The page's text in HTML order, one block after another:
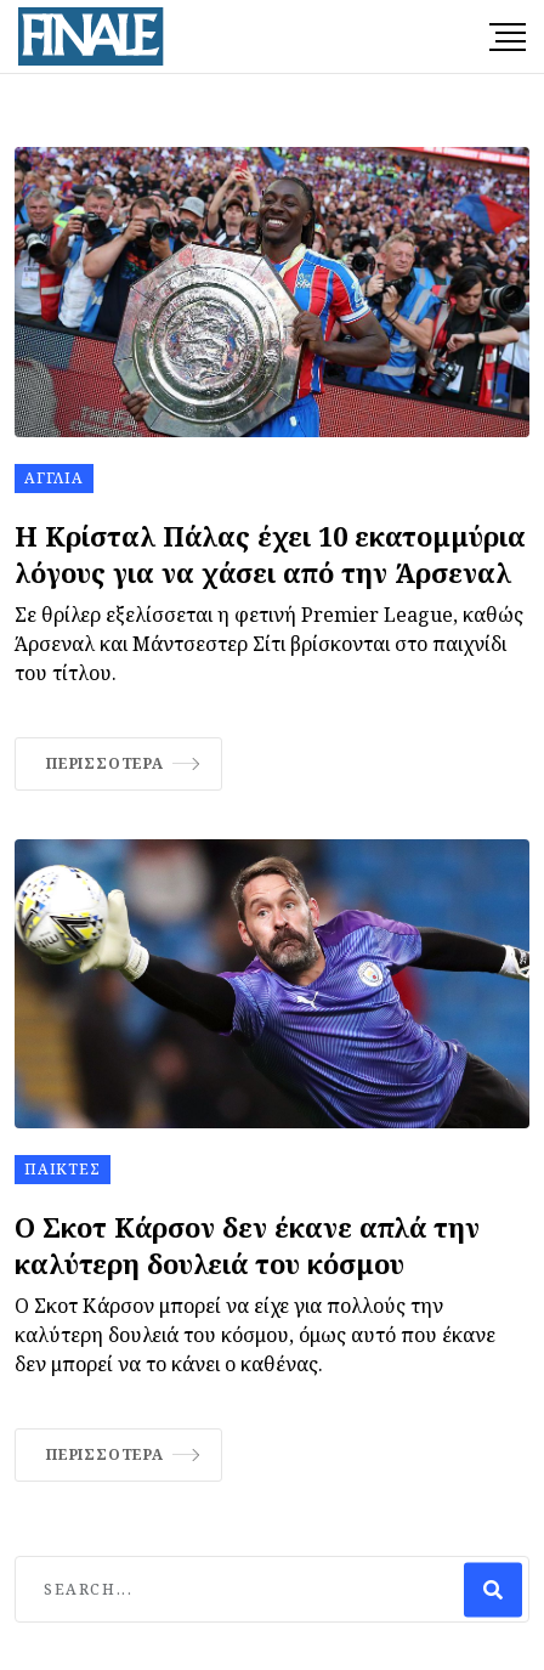
ΑΓΓΛΊΑ
Η Κρίσταλ Πάλας έχει 10 εκατομμύρια
λόγους για να χάσει από την Άρσεναλ
Σε θρίλερ εξελίσσεται η φετινή Premier League, καθώς
Άρσεναλ και Μάντσεστερ Σίτι βρίσκονται στο παιχνίδι
του τίτλου.
ΠΕΡΙΣΣΌΤΕΡΑ
ΠΑΊΚΤΕΣ
Ο Σκοτ Κάρσον δεν έκανε απλά την
καλύτερη δουλειά του κόσμου
Ο Σκοτ Κάρσον μπορεί να είχε για πολλούς την
καλύτερη δουλειά του κόσμου, όμως αυτό που έκανε
δεν μπορεί να το κάνει ο καθένας.
ΠΕΡΙΣΣΌΤΕΡΑ